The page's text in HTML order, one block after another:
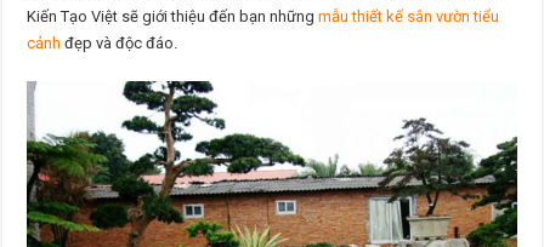
Kiến Tạo Việt sẽ giới thiệu đến bạn nhữngmẫu thiết kế sân vườn tiểu
cảnh đẹp và độc đáo.